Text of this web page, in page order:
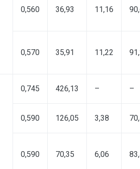
0,560 36,93 11,16
0,570 35,91 11,22
0,745 426,13 – –
0,590 126,05 3,38
0,590 70,35 6,06